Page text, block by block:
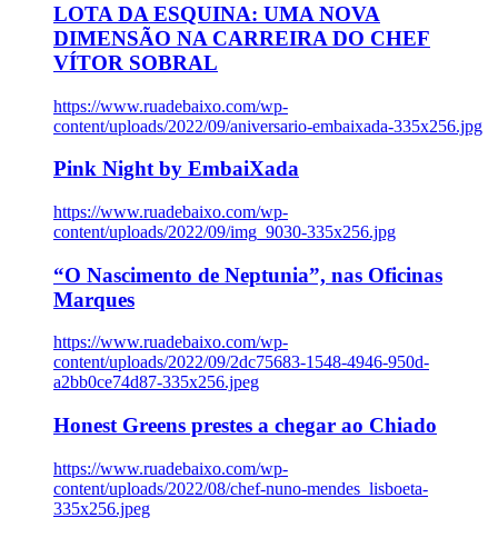
LOTA DA ESQUINA: UMA NOVA
DIMENSÃO NA CARREIRA DO CHEF
VÍTOR SOBRAL
https://www.ruadebaixo.com/wp-
content/uploads/2022/09/aniversario-embaixada-335x256.jpg
Pink Night by EmbaiXada
https://www.ruadebaixo.com/wp-
content/uploads/2022/09/img_9030-335x256.jpg
“O Nascimento de Neptunia”, nas Oficinas
Marques
https://www.ruadebaixo.com/wp-
content/uploads/2022/09/2dc75683-1548-4946-950d-
a2bb0ce74d87-335x256.jpeg
Honest Greens prestes a chegar ao Chiado
https://www.ruadebaixo.com/wp-
content/uploads/2022/08/chef-nuno-mendes_lisboeta-
335x256.jpeg